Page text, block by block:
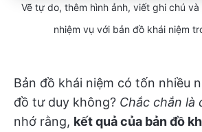
Vẽ tự do, thêm hình ảnh, viết ghi chú
nhiệm vụ với bản đồ khái niệm
Bản đồ khái niệm có tốn nhiều
đồ tư duy không? Chắc chắn là
nhớ rằng, kết quả của bản đồ